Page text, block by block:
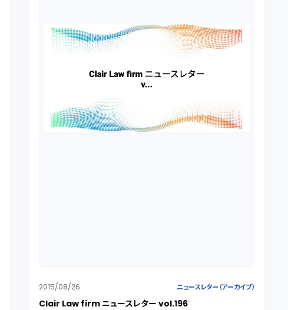
2015/08/26 ニュースレター（アーカイブ）
Clair Law firm ニュースレター vol.196